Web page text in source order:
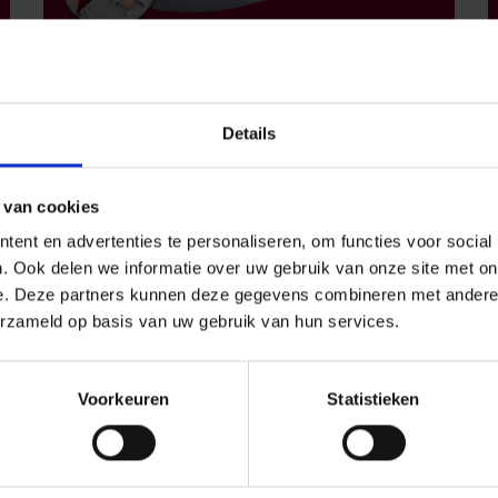
Details
cookies
en advertenties te personaliseren, om functies voor social
Ook delen we informatie over uw gebruik van onze site met
Deze partners kunnen deze gegevens combineren met
op basis van uw gebruik van hun services.
Voorkeuren Statistieken
ruimte in uw auto te optimaliseren voor uw vertrek.
Wilt u veilig en comfortabel reizen, denk dan goed na
enkele tips om uw bagageruimte optimaal te
gebruiken.
Gepost in:Vakantie Voertuig 27 juli 2026
Nieuwe regels voor de technische
keuring vanaf 1 september 2026